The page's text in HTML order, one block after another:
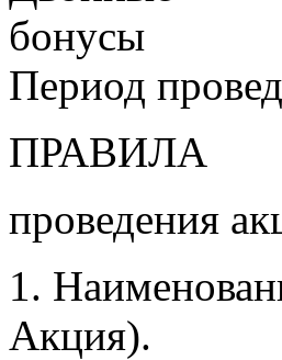
Период
ПРАВИЛА
проведения
1.
Акция).